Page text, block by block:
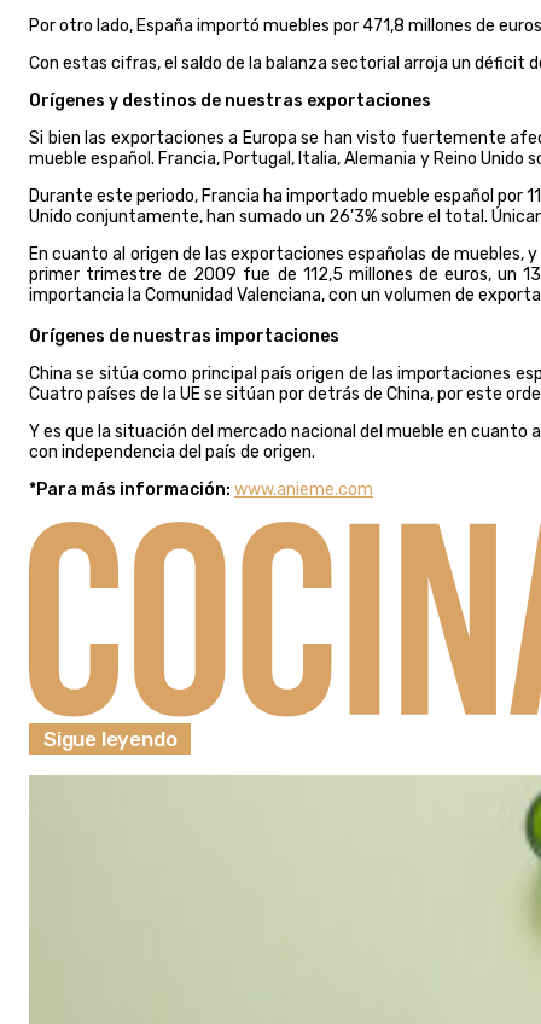
Por otro lado, España importó muebles por 471,8 millones de
Con estas cifras, el saldo de la balanza sectorial arroja un déficit
Orígenes y destinos de nuestras exportaciones
Si bien las exportaciones a Europa se han visto fuertemente
mueble español. Francia, Portugal, Italia, Alemania y Reino
Durante este periodo, Francia ha importado mueble español por
Unido conjuntamente, han sumado un 26’3% sobre el total.
En cuanto al origen de las exportaciones españolas de
primer trimestre de 2009 fue de 112,5 millones de euros, un
importancia la Comunidad Valenciana, con un volumen de
Orígenes de nuestras importaciones
China se sitúa como principal país origen de las importaciones
Cuatro países de la UE se sitúan por detrás de China, por este
Y es que la situación del mercado nacional del mueble en
con independencia del país de origen.
*Para más información: www.anieme.com
Sigue leyendo